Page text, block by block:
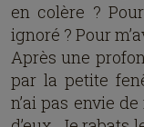
en colère ?
ignoré ? Pour
Après une
par la petite
n’ai pas envie